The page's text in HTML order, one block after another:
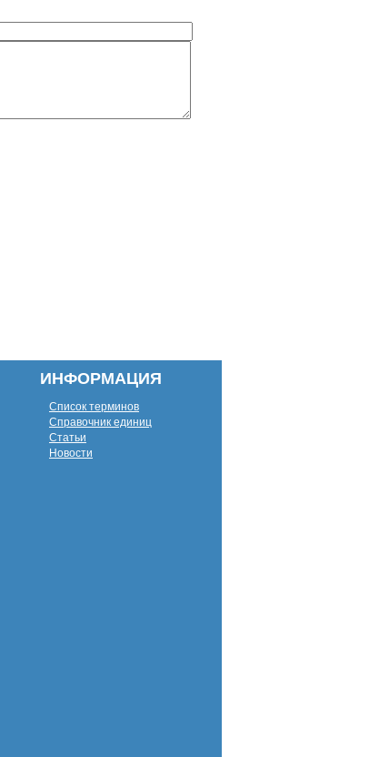
ИНФОРМАЦИЯ
Список терминов
Справочник единиц
Статьи
Новости